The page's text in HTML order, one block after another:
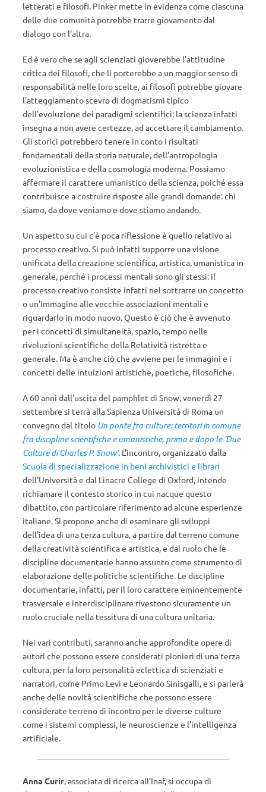
letterati e filosofi. Pinker mette in evidenza come ciascuna
delle due comunità potrebbe trarre giovamento dal
dialogo con l’altra.
Ed è vero che se agli scienziati gioverebbe l’attitudine
critica dei filosofi, che li porterebbe a un maggior senso di
responsabilità nelle loro scelte, ai filosofi potrebbe giovare
l’atteggiamento scevro di dogmatismi tipico
dell’evoluzione dei paradigmi scientifici: la scienza infatti
insegna a non avere certezze, ad accettare il cambiamento.
Gli storici potrebbero tenere in conto i risultati
fondamentali della storia naturale, dell’antropologia
evoluzionistica e della cosmologia moderna. Possiamo
affermare il carattere umanistico della scienza, poiché essa
contribuisce a costruire risposte alle grandi domande: chi
siamo, da dove veniamo e dove stiamo andando.
Un aspetto su cui c’è poca riflessione è quello relativo al
processo creativo. Si può infatti supporre una visione
unificata della creazione scientifica, artistica, umanistica in
generale, perché i processi mentali sono gli stessi: il
processo creativo consiste infatti nel sottrarre un concetto
o un’immagine alle vecchie associazioni mentali e
riguardarlo in modo nuovo. Questo è ciò che è avvenuto
per i concetti di simultaneità, spazio, tempo nelle
rivoluzioni scientifiche della Relatività ristretta e
generale. Ma è anche ciò che avviene per le immagini e i
concetti delle intuizioni artistiche, poetiche, filosofiche.
A 60 anni dall’uscita del pamphlet di Snow, venerdì 27
settembre si terrà alla Sapienza Università di Roma un
convegno dal titolo Un ponte fra culture: territori in comune
fra discipline scientifiche e umanistiche, prima e dopo le ‘Due
Culture di Charles P. Snow’. L’incontro, organizzato dalla
Scuola di specializzazione in beni archivistici e librari
dell’Università e dal Linacre College di Oxford, intende
richiamare il contesto storico in cui nacque questo
dibattito, con particolare riferimento ad alcune esperienze
italiane. Si propone anche di esaminare gli sviluppi
dell’idea di una terza cultura, a partire dal terreno comune
della creatività scientifica e artistica, e dal ruolo che le
discipline documentarie hanno assunto come strumento di
elaborazione delle politiche scientifiche. Le discipline
documentarie, infatti, per il loro carattere eminentemente
trasversale e interdisciplinare rivestono sicuramente un
ruolo cruciale nella tessitura di una cultura unitaria.
Nei vari contributi, saranno anche approfondite opere di
autori che possono essere considerati pionieri di una terza
cultura, per la loro personalità eclettica di scienziati e
narratori, come Primo Levi e Leonardo Sinisgalli, e si parlerà
anche delle novità scientifiche che possono essere
considerate terreno di incontro per le diverse culture
come i sistemi complessi, le neuroscienze e l’intelligenza
artificiale.
Anna Curir, associata di ricerca all’Inaf, si occupa di